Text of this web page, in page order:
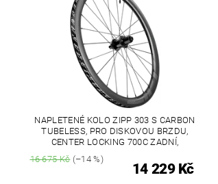
NAPLETENÉ KOLO ZIPP 303 S CARBON
TUBELESS, PRO DISKOVOU BRZDU,
CENTER LOCKING 700C ZADNÍ,
16 675 Kč(–14 %)
14 229 Kč